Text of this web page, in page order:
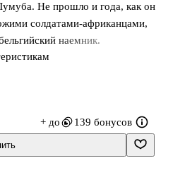
Не прошло и года, как он
солдатами-африканцами,
наемник.
богатства, возможность
ждет блестящее будущее. На деле
непрестанных войн, погубивших
будущем обернулась
20 миллионов африканцев.
континента
+ до 139 бонусов